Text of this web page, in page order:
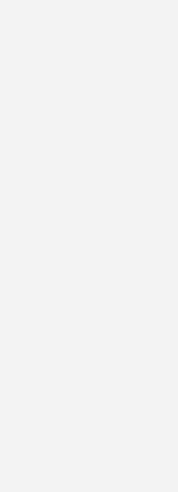
Hand liegen: Sie
keine
Gleichzeitig ist
auf den
aus.
von
ein Element
Denn
durchs
direkt
Chancen.